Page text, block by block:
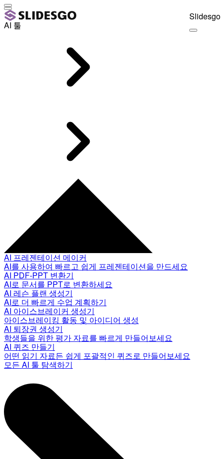
AI 툴
AI 프레젠테이션 메이커
AI를 사용하여 빠르고 쉽게 프레젠테이션을 만드세요
AI PDF-PPT 변환기
AI로 문서를 PPT로 변환하세요
AI 레슨 플랜 생성기
AI로 더 빠르게 수업 계획하기
AI 아이스브레이커 생성기
아이스브레이킹 활동 및 아이디어 생성
AI 퇴장권 생성기
학생들을 위한 평가 자료를 빠르게 만들어보세요
AI 퀴즈 만들기
어떤 읽기 자료든 쉽게 포괄적인 퀴즈로 만들어보세요
모든 AI 툴 탐색하기